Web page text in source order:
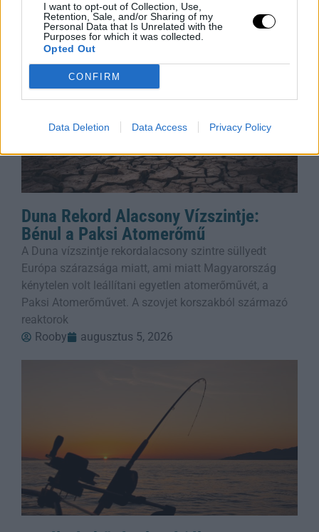
I want to opt-out of Collection, Use,
Retention, Sale, and/or Sharing of my
Personal Data that Is Unrelated with the
Purposes for which it was collected.
Opted Out
CONFIRM
Data Deletion Data Access Privacy Policy
Rooby
augusztus 6, 2026
Duna Rekord Alacsony Vízszintje:
Bénul a Paksi Atomerőmű
A Duna vízszintje rekordalacsony szintre süllyedt
Európa szárazsága miatt, ami miatt Magyarország
kénytelen volt leállítani egyetlen atomerőművét, a
Paksi Atomerőművet. A szovjet korszakból származó
reaktorok
Rooby
augusztus 5, 2026